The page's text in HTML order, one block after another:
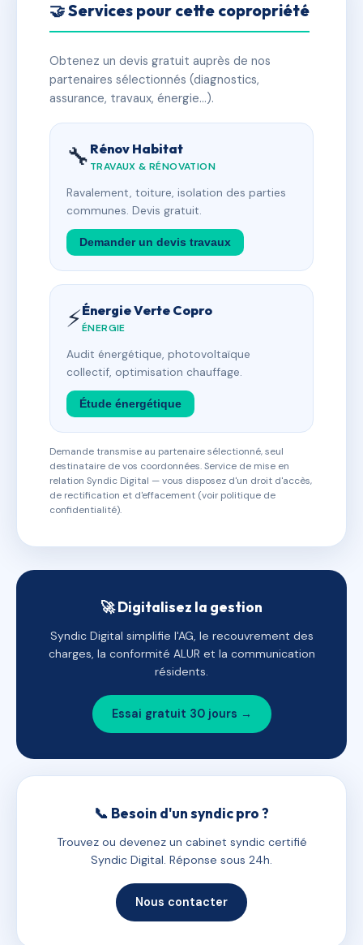
🤝 Services pour cette copropriété
Obtenez un devis gratuit auprès de nos
partenaires sélectionnés (diagnostics,
assurance, travaux, énergie…).
🔧 Rénov Habitat
TRAVAUX & RÉNOVATION
Ravalement, toiture, isolation des parties
communes. Devis gratuit.
Demander un devis travaux
⚡Énergie Verte Copro
ÉNERGIE
Audit énergétique, photovoltaïque
collectif, optimisation chauffage.
Étude énergétique
Demande transmise au partenaire sélectionné, seul
destinataire de vos coordonnées. Service de mise en
relation Syndic Digital — vous disposez d'un droit d'accès,
de rectification et d'effacement (voir politique de
confidentialité).
🚀 Digitalisez la gestion
Syndic Digital simplifie l'AG, le recouvrement des
charges, la conformité ALUR et la communication
résidents.
Essai gratuit 30 jours →
📞 Besoin d'un syndic pro ?
Trouvez ou devenez un cabinet syndic certifié
Syndic Digital. Réponse sous 24h.
Nous contacter